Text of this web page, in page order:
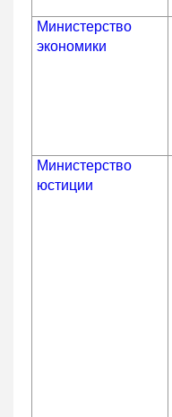
Министерство
экономики
Министерство
юстиции